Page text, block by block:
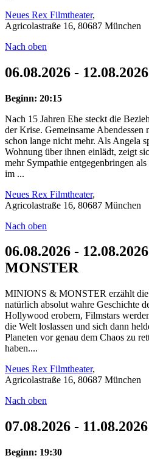
Neues Rex Filmtheater,
Agricolastraße 16, 80687 München
Nach oben
06.08.2026 -
Beginn: 20:15
Nach 15 Jahren Ehe steckt die
der Krise. Gemeinsame Abendessen
schon lange nicht mehr. Als Angela
Wohnung über ihnen einlädt, zeigt
mehr Sympathie entgegenbringen
im ...
Neues Rex Filmtheater,
Agricolastraße 16, 80687 München
Nach oben
06.08.2026 -
MONSTER
MINIONS & MONSTER erzählt die
natürlich absolut wahre Geschichte
Hollywood erobern, Filmstars
die Welt loslassen und sich dann
Planeten vor genau dem Chaos zu
haben....
Neues Rex Filmtheater,
Agricolastraße 16, 80687 München
Nach oben
07.08.2026 -
Beginn: 19:30